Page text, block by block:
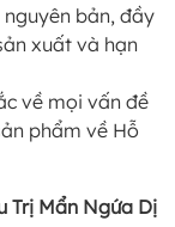
bản, đầy
xuất và hạn
về mọi vấn đề
phẩm về Hỗ
Trị Mẩn Ngứa Dị